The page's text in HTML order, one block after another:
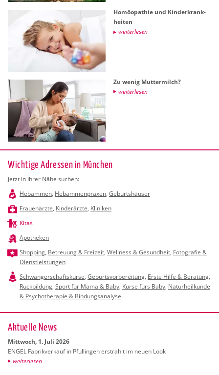
Ho­möo­pa­thie und Kin­der­krank­
hei­ten
wei­ter­le­sen
Zu wenig Mut­ter­milch?
wei­ter­le­sen
Wichtige Adressen in München
Jetzt in Ihrer Nähe suchen:
Hebammen, Hebammenpraxen, Geburtshäuser
Frauenärzte, Kinderärzte, Kliniken
Kitas
Apotheken
Shopping, Betreuung & Freizeit, Wellness & Gesundheit, Fotografie &
Dienstleistungen
Schwangerschaftskurse, Geburtsvorbereitung, Erste Hilfe & Beratung,
Rückbildung, Sport für Mama & Baby, Kurse fürs Baby, Naturheilkunde
& Psychotherapie & Bindungsanalyse
Ak­tu­el­le News
Mitt­woch, 1. Juli 2026
ENGEL Fa­brik­ver­kauf in Pful­lin­gen er­strahlt im neuen Look
wei­ter­le­sen